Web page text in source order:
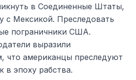
в Соединенные Штаты,
с Мексикой. Преследовать
пограничники США.
выразили
что американцы преследуют
в эпоху рабства.